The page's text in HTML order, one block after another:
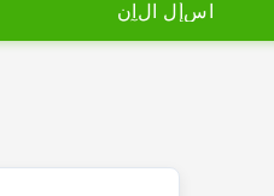
س ل ل ن